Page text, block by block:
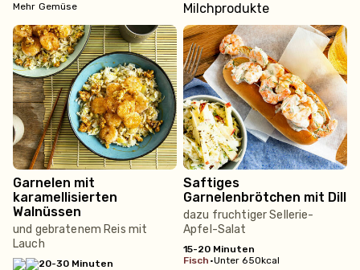
Mehr Gemüse
Garnelen mit
karamellisierten
Walnüssen
und gebratenem Reis mit
Lauch
20-30 Minuten
Saftiges
Garnelenbrötchen mit Dill
dazu fruchtiger Sellerie-
Apfel-Salat
15-20 Minuten
fisch •Unter 650kcal